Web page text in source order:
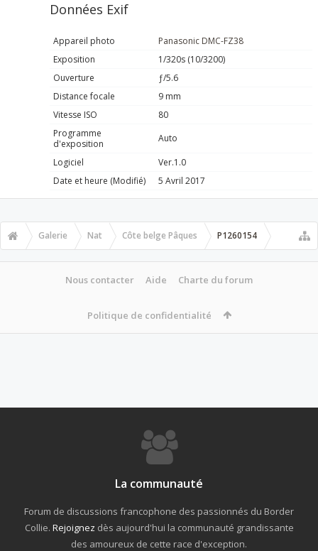
Données Exif
Appareil photo
Panasonic DMC-FZ38
Exposition
1/320s (10/3200)
Ouverture
ƒ/5.6
Distance focale
9 mm
Vitesse ISO
80
Programme
d'exposition
Auto
Logiciel
Ver.1.0
Date et heure (Modifié)
5 Avril 2017
Galerie Nat Côte belge Pâques P1260154
Nous contacter Aide Charte du forum
Politique de confidentialité
La communauté
Forum de discussions francophone des passionnés du Border
Collie. Rejoignez dès aujourd'hui la communauté grandissante
des amoureux de cette race d'exception.